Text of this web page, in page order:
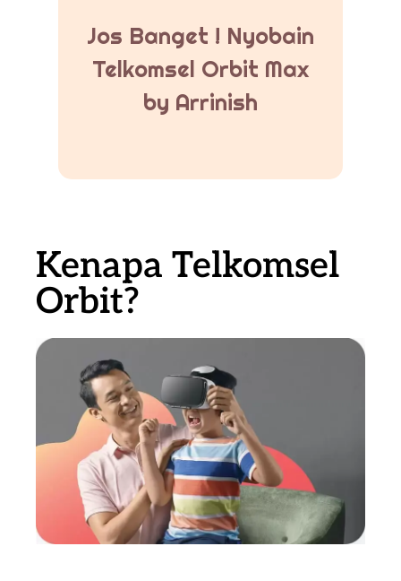
Jos Banget ! Nyobain
Telkomsel Orbit Max
by Arrinish
Kenapa Telkomsel
Orbit?